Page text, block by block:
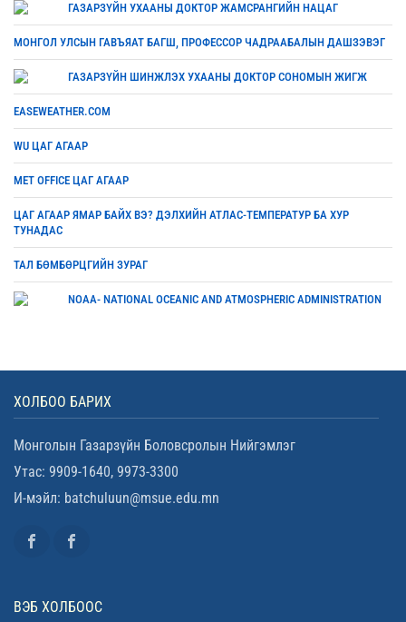
ГАЗАРЗҮЙН УХААНЫ ДОКТОР ЖАМСРАНГИЙН НАЦАГ
МОНГОЛ УЛСЫН ГАВЪЯАТ БАГШ, ПРОФЕССОР ЧАДРААБАЛЫН ДАШЗЭВЭГ
ГАЗАРЗҮЙН ШИНЖЛЭХ УХААНЫ ДОКТОР СОНОМЫН ЖИГЖ
EASEWEATHER.COM
WU ЦАГ АГААР
MET OFFICE ЦАГ АГААР
ЦАГ АГААР ЯМАР БАЙХ ВЭ? ДЭЛХИЙН АТЛАС-ТЕМПЕРАТУР БА ХУР
ТУНАДАС
ТАЛ БӨМБӨРЦГИЙН ЗУРАГ
NOAA- NATIONAL OCEANIC AND ATMOSPHERIC ADMINISTRATION
ХОЛБОО БАРИХ
Монголын Газарзүйн Боловсролын Нийгэмлэг
Утас: 9909-1640, 9973-3300
И-мэйл: batchuluun@msue.edu.mn
ВЭБ ХОЛБООС